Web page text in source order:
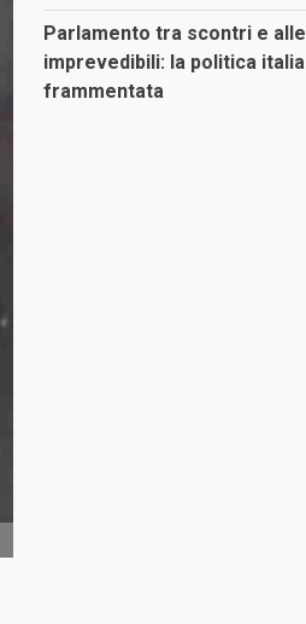
Parlamento tra scontri e
imprevedibili: la politica
frammentata